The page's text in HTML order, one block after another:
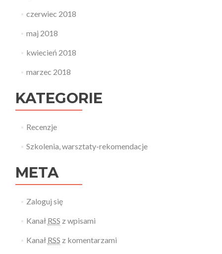
czerwiec 2018
maj 2018
kwiecień 2018
marzec 2018
KATEGORIE
Recenzje
Szkolenia, warsztaty-rekomendacje
META
Zaloguj się
Kanał RSS z wpisami
Kanał RSS z komentarzami